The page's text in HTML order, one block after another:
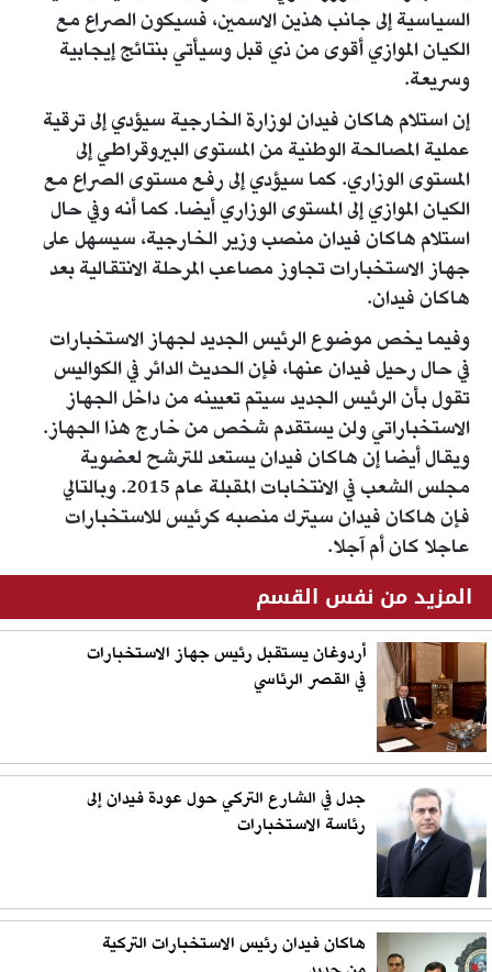
السياسية إلى جانب هذين الاسمين، فسيكون الصراع مع
الكيان الموازي أقوى من ذي قبل وسيأتي بنتائج إيجابية
وسريعة.
إن استلام هاكان فيدان لوزارة الخارجية سيؤدي إلى ترقية
عملية المصالحة الوطنية من المستوى البيروقراطي إلى
المستوى الوزاري. كما سيؤدي إلى رفع مستوى الصراع مع
الكيان الموازي إلى المستوى الوزاري أيضا. كما أنه وفي حال
استلام هاكان فيدان منصب وزير الخارجية، سيسهل على
جهاز الاستخبارات تجاوز مصاعب المرحلة الانتقالية بعد
هاكان فيدان.
وفيما يخص موضوع الرئيس الجديد لجهاز الاستخبارات
في حال رحيل فيدان عنها، فإن الحديث الدائر في الكواليس
تقول بأن الرئيس الجديد سيتم تعيينه من داخل الجهاز
الاستخباراتي ولن يستقدم شخص من خارج هذا الجهاز.
ويقال أيضا إن هاكان فيدان يستعد للترشح لعضوية
مجلس الشعب في الانتخابات المقبلة عام 2015. وبالتالي
فإن هاكان فيدان سيترك منصبه كرئيس للاستخبارات
عاجلا كان أم آجلا.
المزيد من نفس القسم
أردوغان يستقبل رئيس جهاز الاستخبارات
في القصر الرئاسي
جدل في الشارع التركي حول عودة فيدان إلى
رئاسة الاستخبارات
هاكان فيدان رئيس الاستخبارات التركية